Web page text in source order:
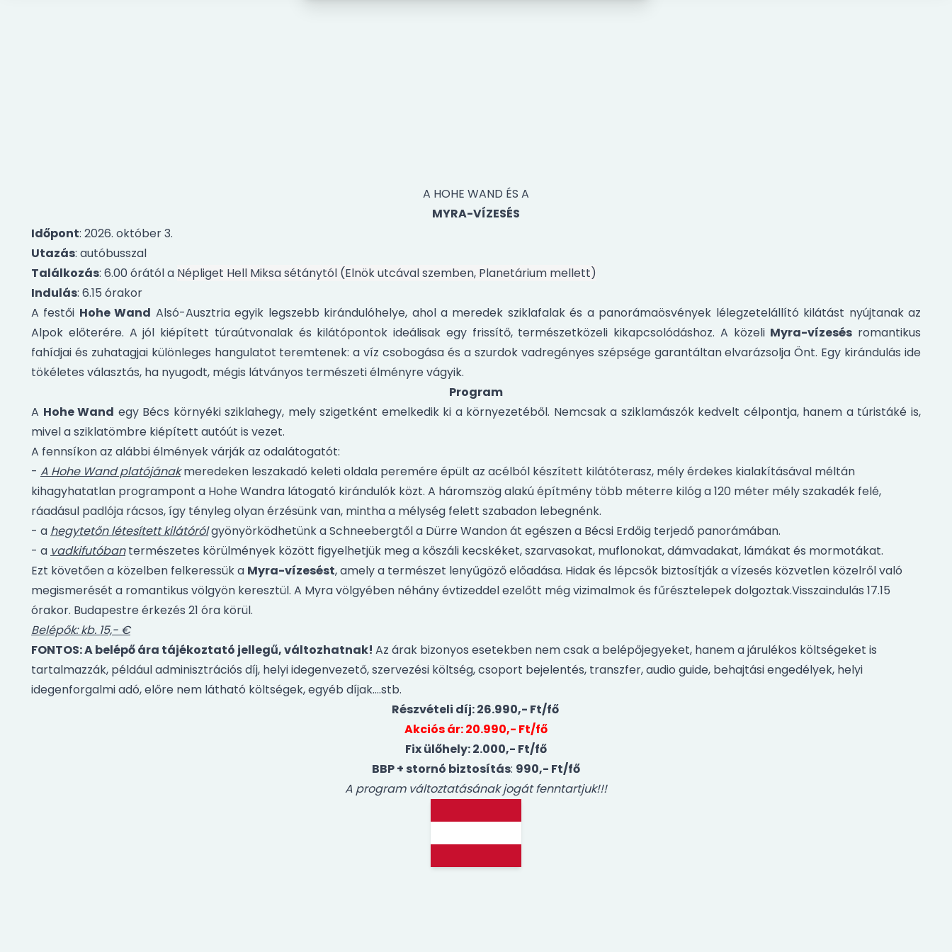
A HOHE WAND ÉS A
MYRA-VÍZESÉS
Időpont: 2026. október 3.
Utazás: autóbusszal
Találkozás: 6.00 órától a Népliget Hell Miksa sétánytól (Elnök utcával szemben, Planetárium mellett)
Indulás: 6.15 órakor
A festői Hohe Wand Alsó-Ausztria egyik legszebb kirándulóhelye, ahol a meredek sziklafalak és a panorámaösvények lélegzetelállító kilátást nyújtanak az
Alpok előterére. A jól kiépített túraútvonalak és kilátópontok ideálisak egy frissítő, természetközeli kikapcsolódáshoz. A közeli Myra-vízesés romantikus
fahídjai és zuhatagjai különleges hangulatot teremtenek: a víz csobogása és a szurdok vadregényes szépsége garantáltan elvarázsolja Önt. Egy kirándulás ide
tökéletes választás, ha nyugodt, mégis látványos természeti élményre vágyik.
Program
A Hohe Wand egy Bécs környéki sziklahegy, mely szigetként emelkedik ki a környezetéből. Nemcsak a sziklamászók kedvelt célpontja, hanem a túristáké is,
mivel a sziklatömbre kiépített autóút is vezet.
A fennsíkon az alábbi élmények várják az odalátogatót:
- A Hohe Wand platójánakmeredeken leszakadó keleti oldala peremére épült az acélból készített kilátóterasz, mély érdekes kialakításával méltán
kihagyhatatlan programpont a Hohe Wandra látogató kirándulók közt. A háromszög alakú építmény több méterre kilóg a 120 méter mély szakadék felé,
ráadásul padlója rácsos, így tényleg olyan érzésünk van, mintha a mélység felett szabadon lebegnénk.
- a hegytetőn létesített kilátórólgyönyörködhetünk a Schneebergtől a Dürre Wandon át egészen a Bécsi Erdőig terjedő panorámában.
- a vadkifutóbantermészetes körülmények között figyelhetjük meg a kőszáli kecskéket, szarvasokat, muflonokat, dámvadakat, lámákat és mormotákat.
Ezt követően a közelben felkeressük a Myra-vízesést, amely a természet lenyűgöző előadása. Hidak és lépcsők biztosítják a vízesés közvetlen közelről való
megismerését a romantikus völgyön keresztül. A Myra völgyében néhány évtizeddel ezelőtt még vizimalmok és fűrésztelepek dolgoztak.Visszaindulás 17.15
órakor. Budapestre érkezés 21 óra körül.
Belépők: kb. 15,- €
FONTOS: A belépő ára tájékoztató jellegű, változhatnak! Az árak bizonyos esetekben nem csak a belépőjegyeket, hanem a járulékos költségeket is
tartalmazzák, például adminisztrációs díj, helyi idegenvezető, szervezési költség, csoport bejelentés, transzfer, audio guide, behajtási engedélyek, helyi
idegenforgalmi adó, előre nem látható költségek, egyéb díjak….stb.
Részvételi díj: 26.990,- Ft/fő
Akciós ár: 20.990,- Ft/fő
Fix ülőhely: 2.000,- Ft/fő
BBP + stornó biztosítás: 990,- Ft/fő
A program változtatásának jogát fenntartjuk!!!